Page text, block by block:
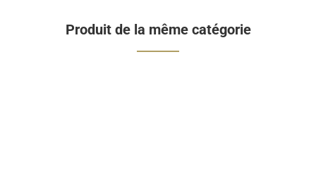
Produit de la même catégorie